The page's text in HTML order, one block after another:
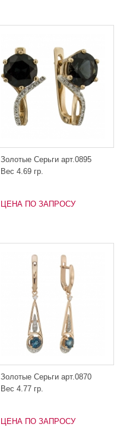
Золотые Серьги арт.0895
Вес 4.69 гр.
ЦЕНА ПО ЗАПРОСУ
Золотые Серьги арт.0870
Вес 4.77 гр.
ЦЕНА ПО ЗАПРОСУ